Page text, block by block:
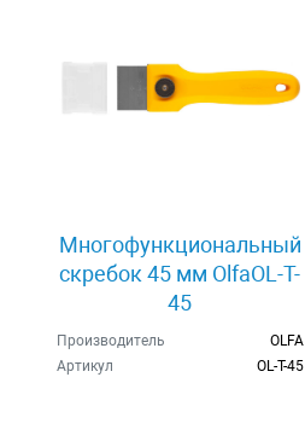
Многофункциональный
скребок 45 мм OlfaOL-T-
45
Производитель
OLFA
Артикул
OL-T-45